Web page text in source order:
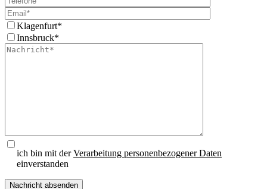
Klagenfurt*
Innsbruck*
ich bin mit derVerarbeitung personenbezogener Daten
einverstanden
Please leave this field empty.